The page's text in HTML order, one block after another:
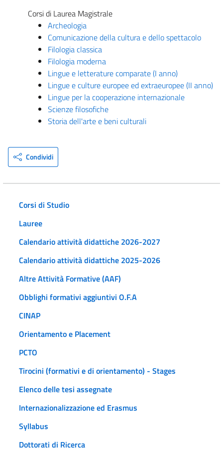
Corsi di Laurea Magistrale
Archeologia
Comunicazione della cultura e dello spettacolo
Filologia classica
Filologia moderna
Lingue e letterature comparate (I anno)
Lingue e culture europee ed extraeuropee (II anno)
Lingue per la cooperazione internazionale
Scienze filosofiche
Storia dell'arte e beni culturali
Condividi
Corsi di Studio
Lauree
Calendario attività didattiche 2026-2027
Calendario attività didattiche 2025-2026
Altre Attività Formative (AAF)
Obblighi formativi aggiuntivi O.F.A
CINAP
Orientamento e Placement
PCTO
Tirocini (formativi e di orientamento) - Stages
Elenco delle tesi assegnate
Internazionalizzazione ed Erasmus
Syllabus
Dottorati di Ricerca